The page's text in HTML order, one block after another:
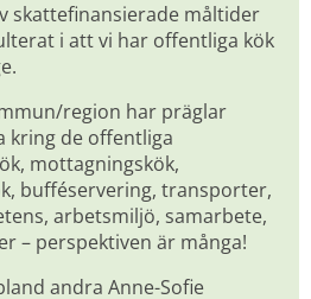
skattefinansierade måltider
i att vi har offentliga kök
region har präglar
kring de offentliga
mottagningskök,
bufféservering, transporter,
arbetsmiljö, samarbete,
– perspektiven är många!
andra Anne-Sofie